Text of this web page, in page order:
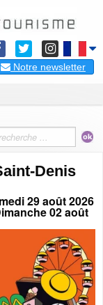
Notre newsletter
Denis
29 août 2026
02 août